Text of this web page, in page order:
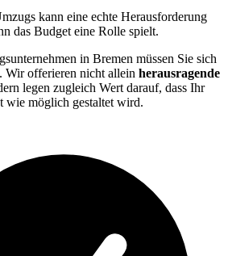
kann eine echte Herausforderung
das Budget eine Rolle spielt.
in Bremen müssen Sie sich
Wir offerieren nicht allein herausragende
legen zugleich Wert darauf, dass Ihr
wie möglich gestaltet wird.